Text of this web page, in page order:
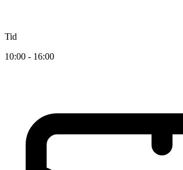
Tid
10:00 - 16:00